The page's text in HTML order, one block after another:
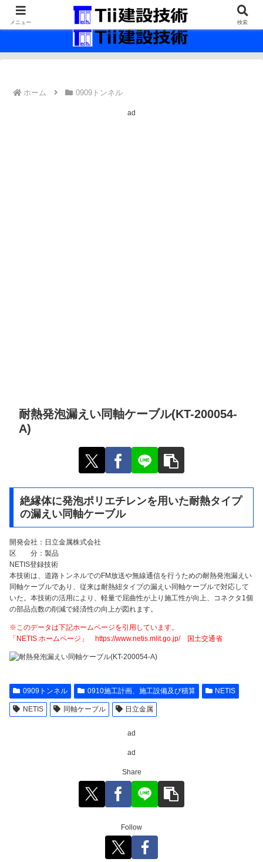
最新の建設技術の情報インフラ。
ホーム 0909トンネル
ad
耐熱発泡漏えい同軸ケーブル(KT-200054-
A)
絶縁体に発泡ポリエチレンを用いた耐熱タイプ
の漏えい同軸ケーブル
開発会社：日立金属株式会社
区 分：製品
NETIS登録技術
本技術は、道路トンネルでのFM放送や無線通信を行うための耐熱発泡漏えい
同軸ケーブルであり、従来は耐熱紐タイプの漏えい同軸ケーブルで対応して
いた。本技術の活用により、軽量で屈曲性が上り施工性が向上、コネクタ1個
の部品点数の削減で経済性の向上が図れます。
※このデータは下記ホームページを引用しています。
「NETIS ホームページ」 https://www.netis.mlit.go.jp/ 国土交通省
0909トンネル 0910施工計画、施工設備及び積算 NETIS
NETIS 同軸ケーブル 日立金属
ad
ad
Share
Follow
メニュー 検索